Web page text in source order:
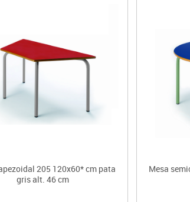
205 120x60* cm pata
gris alt. 46 cm
Mesa